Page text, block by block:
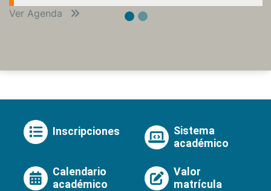
Ver Agenda
Inscripciones
Sistema
académico
Calendario
académico
Valor
matrícula